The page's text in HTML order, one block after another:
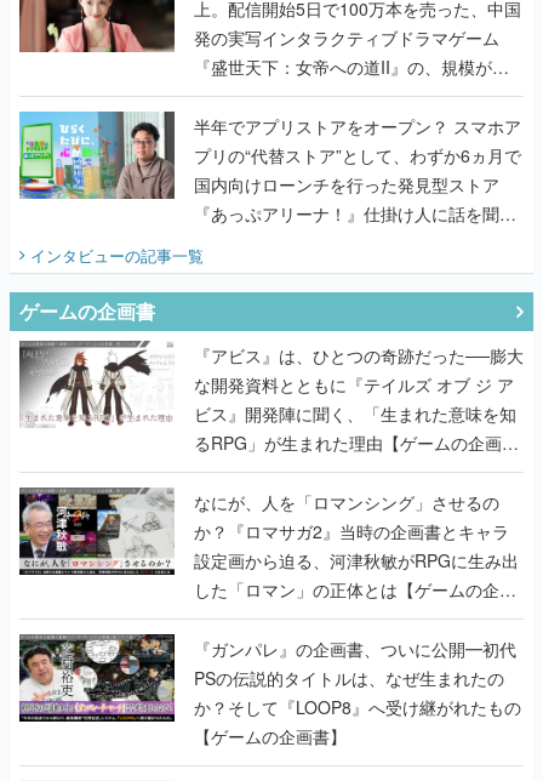
上。配信開始5日で100万本を売った、中国
発の実写インタラクティブドラマゲーム
『盛世天下：女帝への道II』の、規模が違
うこだわりをプロデューサーに聞いた
半年でアプリストアをオープン？ スマホア
プリの“代替ストア”として、わずか6ヵ月で
国内向けローンチを行った発見型ストア
『あっぷアリーナ！』仕掛け人に話を聞い
インタビューの記事一覧
ゲームの企画書
『アビス』は、ひとつの奇跡だった──膨大
な開発資料とともに『テイルズ オブ ジ ア
ビス』開発陣に聞く、「生まれた意味を知
るRPG」が生まれた理由【ゲームの企画
書】
なにが、人を「ロマンシング」させるの
か？『ロマサガ2』当時の企画書とキャラ
設定画から迫る、河津秋敏がRPGに生み出
した「ロマン」の正体とは【ゲームの企画
書】
『ガンパレ』の企画書、ついに公開━初代
PSの伝説的タイトルは、なぜ生まれたの
か？そして『LOOP8』へ受け継がれたもの
【ゲームの企画書】